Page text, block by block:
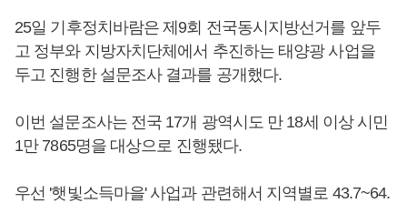
25일 기후정치바람은 제9회 전국동시지방선거를 앞두
고 정부와 지방자치단체에서 추진하는 태양광 사업을
두고 진행한 설문조사 결과를 공개했다.
이번 설문조사는 전국 17개 광역시도 만 18세 이상 시민
1만 7865명을 대상으로 진행됐다.
우선 '햇빛소득마을' 사업과 관련해서 지역별로 43.7~64.